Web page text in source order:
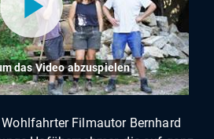
das Video abzuspielen
Filmautor Bernhard